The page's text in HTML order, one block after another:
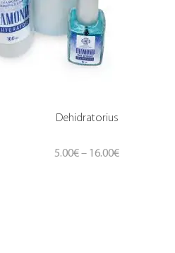
Dehidratorius
5.00€ – 16.00€Price